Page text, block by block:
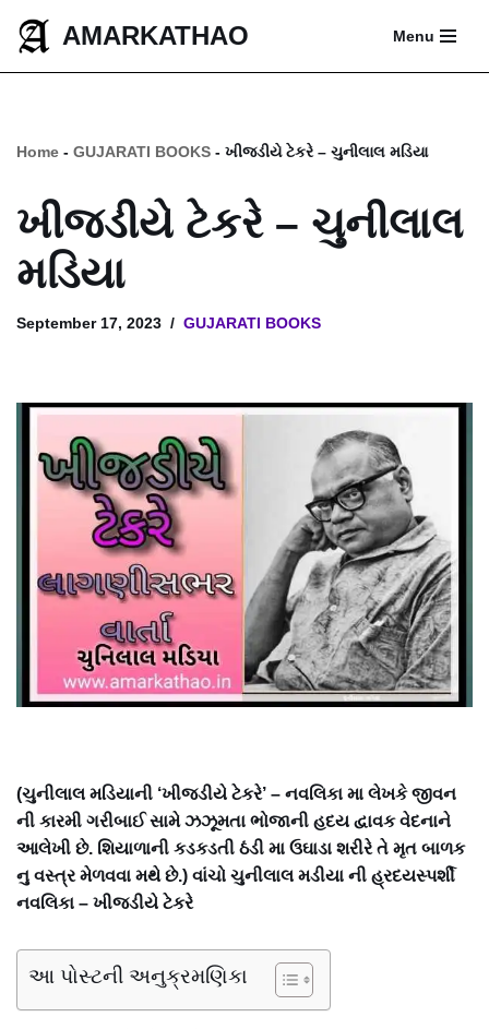
Skip
AMARKATHAO Menu
Home - GUJARATI BOOKS - ખીજડીયે ટેકરે – ચુનીલાલ મડિયા
ખીજડીયે ટેકરે – ચુનીલાલ
મડિયા
September 17, 2023 GUJARATI BOOKS
(ચુનીલાલ મડિયાની ‘ખીજડીયે ટેકરે’ – નવલિકા મા લેખકે જીવન
ની કારમી ગરીબાઈ સામે ઝઝૂમતા ભોજાની હદય દ્વાવક વેદનાને
આલેખી છે. શિયાળાની કડકડતી ઠંડી મા ઉઘાડા શરીરે તે મૃત બાળક
નુ વસ્ત્ર મેળવવા મથે છે.) વાંચો ચુનીલાલ મડીયા ની હ્રદયસ્પર્શી
નવલિકા – ખીજડીયે ટેકરે
આ પોસ્ટની અનુક્રમણિકા